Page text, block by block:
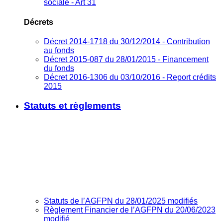
sociale - Art 31
Décrets
Décret 2014-1718 du 30/12/2014 - Contribution
au fonds
Décret 2015-087 du 28/01/2015 - Financement
du fonds
Décret 2016-1306 du 03/10/2016 - Report crédits
2015
Statuts et règlements
Statuts de l’AGFPN du 28/01/2025 modifiés
Règlement Financier de l’AGFPN du 20/06/2023
modifié